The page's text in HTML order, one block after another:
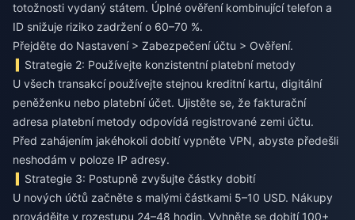
totožnosti vydaný státem. Úplné ověření kombinující telefon a
ID snižuje riziko zadržení o 60–70 %.
Přejděte do Nastavení > Zabezpečení účtu > Ověření.
Strategie 2: Používejte konzistentní platební metody
U všech transakcí používejte stejnou kreditní kartu, digitální
peněženku nebo platební účet. Ujistěte se, že fakturační
adresa platební metody odpovídá registrované zemi účtu.
Před zahájením jakéhokoli dobití vypněte VPN, abyste předešli
neshodám v poloze IP adresy.
Strategie 3: Postupně zvyšujte částky dobití
U nových účtů začněte s malými částkami 5–10 USD. Nákupy
provádějte v rozestupu 24–48 hodin. Vyhněte se dobití 100+